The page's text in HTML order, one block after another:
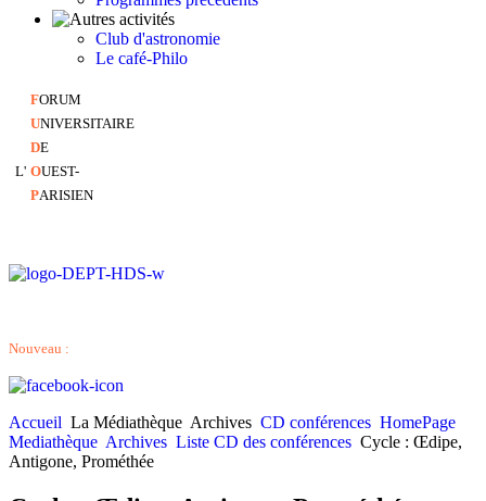
Club d'astronomie
Le café-Philo
FORUM
UNIVERSITAIRE
DE
L' OUEST-
PARISIEN
Nouveau :
Accueil La Médiathèque Archives CD conférences HomePage
Mediathèque Archives Liste CD des conférences Cycle : Œdipe,
Antigone, Prométhée